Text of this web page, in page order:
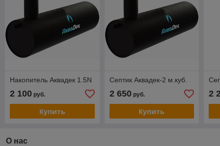
Накопитель Аквадек 1.5N
2 100 руб.
Купить
Септик Аквадек-2 м.куб.
2 650руб.
Купить
2
О нас